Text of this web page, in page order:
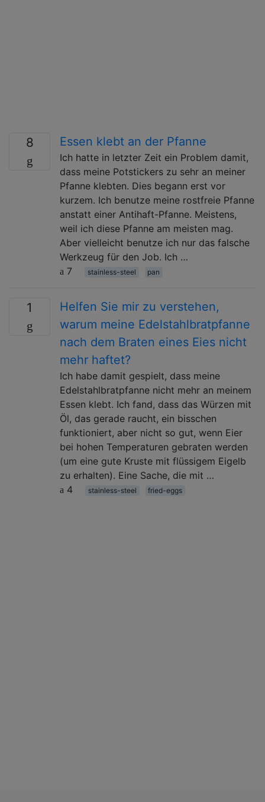
8 Essen klebt an der Pfanne
Ich hatte in letzter Zeit ein Problem damit,
dass meine Potstickers zu sehr an meiner
Pfanne klebten. Dies begann erst vor
kurzem. Ich benutze meine rostfreie Pfanne
anstatt einer Antihaft-Pfanne. Meistens,
weil ich diese Pfanne am meisten mag.
Aber vielleicht benutze ich nur das falsche
Werkzeug für den Job. Ich …
7
stainless-steel pan
1
Helfen Sie mir zu verstehen,
warum meine Edelstahlbratpfanne
nach dem Braten eines Eies nicht
mehr haftet?
Ich habe damit gespielt, dass meine
Edelstahlbratpfanne nicht mehr an meinem
Essen klebt. Ich fand, dass das Würzen mit
Öl, das gerade raucht, ein bisschen
funktioniert, aber nicht so gut, wenn Eier
bei hohen Temperaturen gebraten werden
(um eine gute Kruste mit flüssigem Eigelb
zu erhalten). Eine Sache, die mit …
4
stainless-steel fried-eggs